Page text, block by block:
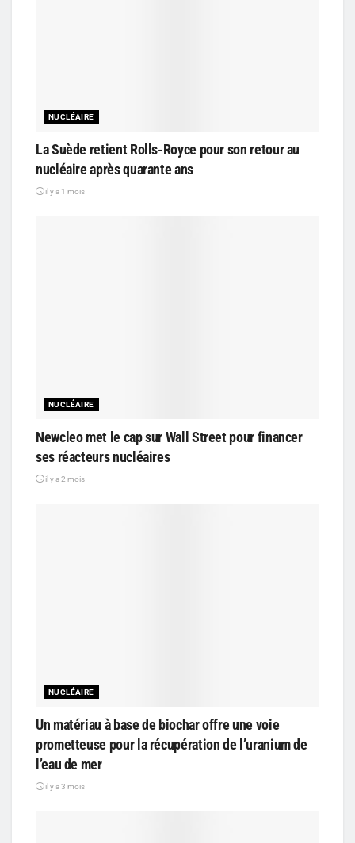
NUCLÉAIRE
La Suède retient Rolls-Royce pour son retour au
nucléaire après quarante ans
il y a 1 mois
NUCLÉAIRE
Newcleo met le cap sur Wall Street pour financer
ses réacteurs nucléaires
il y a 2 mois
NUCLÉAIRE
Un matériau à base de biochar offre une voie
prometteuse pour la récupération de l’uranium de
l’eau de mer
il y a 3 mois